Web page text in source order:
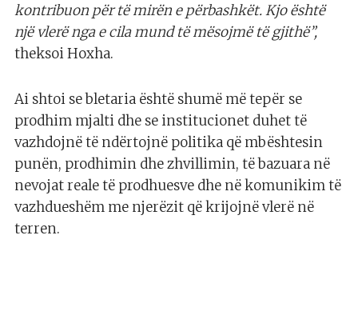
kontribuon për të mirën e përbashkët. Kjo është
një vlerë nga e cila mund të mësojmë të gjithë”,
theksoi Hoxha.
Ai shtoi se bletaria është shumë më tepër se
prodhim mjalti dhe se institucionet duhet të
vazhdojnë të ndërtojnë politika që mbështesin
punën, prodhimin dhe zhvillimin, të bazuara në
nevojat reale të prodhuesve dhe në komunikim të
vazhdueshëm me njerëzit që krijojnë vlerë në
terren.